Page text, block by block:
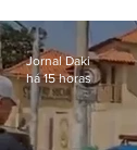
o
Jornal Daki
há 15 horas